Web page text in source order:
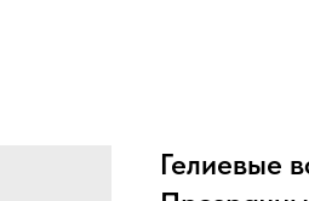
Гелиевые